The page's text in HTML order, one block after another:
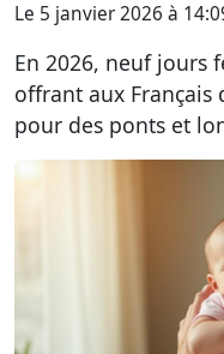
Le 5 janvier 2026 à
En 2026, neuf jours
offrant aux
pour des ponts et